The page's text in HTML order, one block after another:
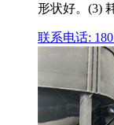
形状好。(3)
联系电话: 180